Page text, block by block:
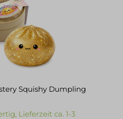
Squishy Dumpling
Lieferzeit ca. 1-3